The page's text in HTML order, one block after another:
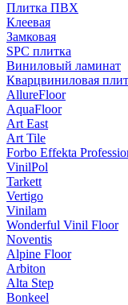
Плитка ПВХ
Клеевая
Замковая
SPC плитка
Виниловый ламинат
Кварцвиниловая
AllureFloor
AquaFloor
Art East
Art Tile
Forbo Effekta
VinilPol
Tarkett
Vertigo
Vinilam
Wonderful Vinil Floor
Noventis
Alpine Floor
Arbiton
Alta Step
Bonkeel